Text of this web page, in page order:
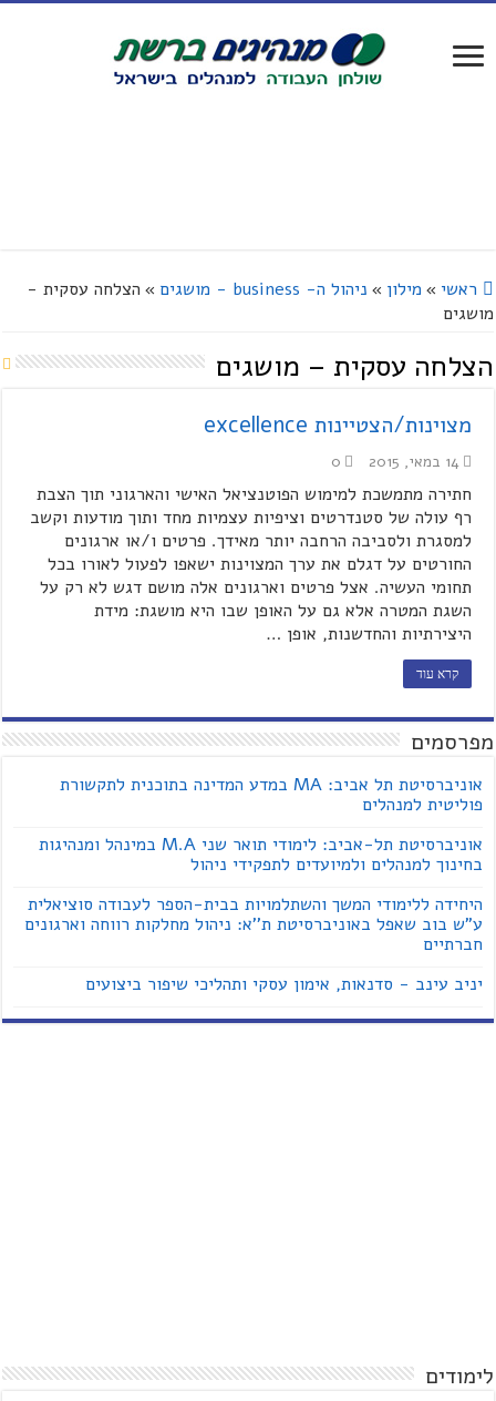
ראשי » מילון » ניהול ה- business - מושגים » הצלחה עסקית -
מושגים
הצלחה עסקית – מושגים
מצוינות/הצטיינות excellence
14 במאי, 2015 0
חתירה מתמשכת למימוש הפוטנציאל האישי והארגוני תוך הצבת
רף עולה של סטנדרטים וציפיות עצמיות מחד ותוך מודעות וקשב
למסגרת ולסביבה הרחבה יותר מאידך. פרטים ו/או ארגונים
החורטים על דגלם את ערך המצוינות ישאפו לפעול לאורו בכל
תחומי העשיה. אצל פרטים וארגונים אלה מושם דגש לא רק על
השגת המטרה אלא גם על האופן שבו היא מושגת: מידת
היצירתיות והחדשנות, אופן …
קרא עוד
מפרסמים
אוניברסיטת תל אביב: MA במדע המדינה בתוכנית לתקשורת
פוליטית למנהלים
אוניברסיטת תל-אביב: לימודי תואר שני M.A במינהל ומנהיגות
בחינוך למנהלים ולמיועדים לתפקידי ניהול
היחידה ללימודי המשך והשתלמויות בבית-הספר לעבודה סוציאלית
ע"ש בוב שאפל באוניברסיטת ת''א: ניהול מחלקות רווחה וארגונים
חברתיים
יניב עינב - סדנאות, אימון עסקי ותהליכי שיפור ביצועים
לימודים